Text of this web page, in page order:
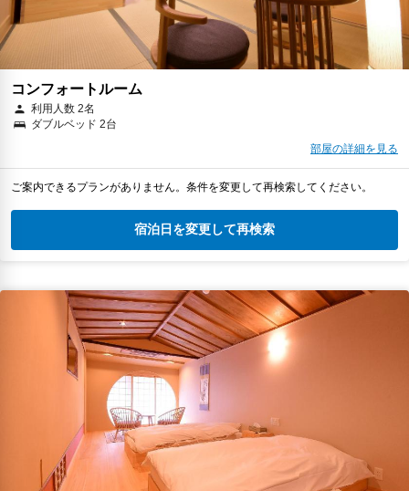
コンフォートルーム
利用人数 2名
ダブルベッド 2台
部屋の詳細を見る
ご案内できるプランがありません。条件を変更して再検索してください。
宿泊日を変更して再検索